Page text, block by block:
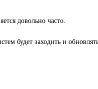
довольно часто.
будет заходить и